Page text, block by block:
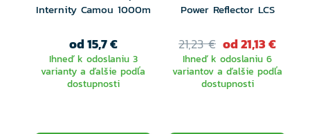
Internity Camou 1000m
od 15,7 €
Ihneď k odoslaniu 3
varianty a ďalšie podľa
dostupnosti
Power Reflector LCS
21,23 € od 21,13 €
Ihneď k odoslaniu 6
variantov a ďalšie podľa
dostupnosti